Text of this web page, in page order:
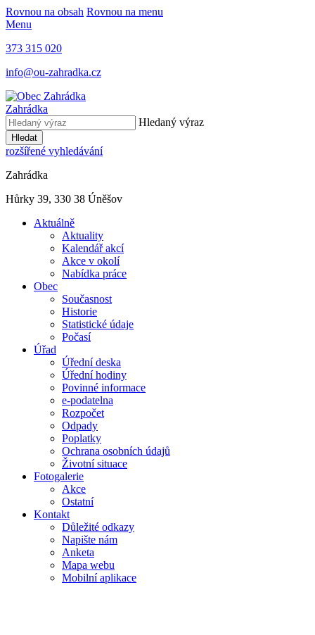
Rovnou na obsah Rovnou na menu
Menu
373 315 020
info@ou-zahradka.cz
Zahrádka
Hledaný výraz
Hledat
rozšířené vyhledávání
Zahrádka
Hůrky 39, 330 38 Úněšov
Aktuálně
Aktuality
Kalendář akcí
Akce v okolí
Nabídka práce
Obec
Současnost
Historie
Statistické údaje
Počasí
Úřad
Úřední deska
Úřední hodiny
Povinné informace
e-podatelna
Rozpočet
Odpady
Poplatky
Ochrana osobních údajů
Životní situace
Fotogalerie
Akce
Ostatní
Kontakt
Důležité odkazy
Napište nám
Anketa
Mapa webu
Mobilní aplikace